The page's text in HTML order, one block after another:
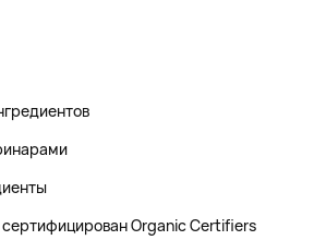
сертифицирован Organic Certifiers